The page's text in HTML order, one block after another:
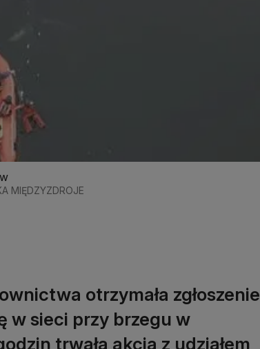
MIĘDZYZDROJE
otrzymała zgłoszenie
w sieci przy brzegu w
trwała akcja z udziałem